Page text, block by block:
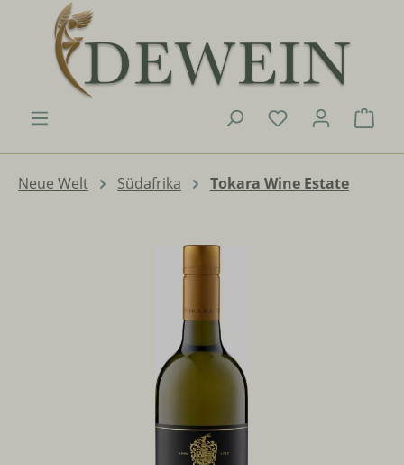
Zum Hauptinhalt springen
Du hast 0
Neue Welt Südafrika Tokara Wine Estate